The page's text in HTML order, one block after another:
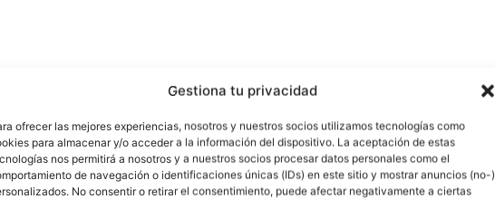
Gestiona tu privacidad
ofrecer las mejores experiencias, nosotros y nuestros socios utilizamos tecnologías como
para almacenar y/o acceder a la información del dispositivo. La aceptación de estas
nos permitirá a nosotros y a nuestros socios procesar datos personales como el
de navegación o identificaciones únicas (IDs) en este sitio y mostrar anuncios (no-)
No consentir o retirar el consentimiento, puede afectar negativamente a ciertas